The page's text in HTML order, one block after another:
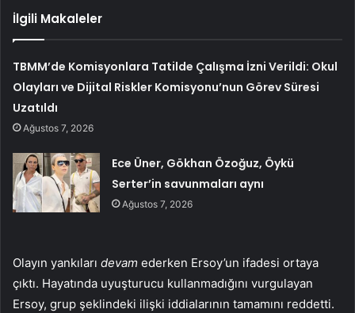
İlgili Makaleler
TBMM’de Komisyonlara Tatilde Çalışma İzni Verildi: Okul
Olayları ve Dijital Riskler Komisyonu’nun Görev Süresi
Uzatıldı
Ağustos 7, 2026
Ece Üner, Gökhan Özoğuz, Öykü
Serter’in savunmaları aynı
Ağustos 7, 2026
Olayın yankıları devam ederken Ersoy’un ifadesi ortaya
çıktı. Hayatında uyuşturucu kullanmadığını vurgulayan
Ersoy, grup şeklindeki ilişki iddialarının tamamını reddetti.